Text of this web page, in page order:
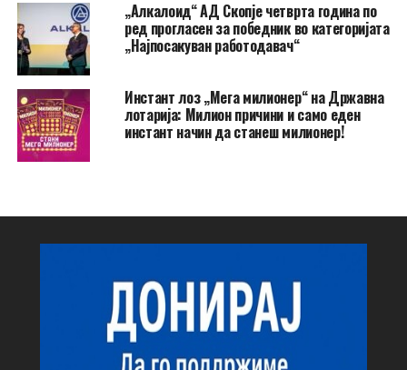
„Алкалоид“ АД Скопје четврта година по
ред прогласен за победник во категоријата
„Најпосакуван работодавач“
Инстант лоз „Мега милионер“ на Државна
лотарија: Милион причини и само еден
инстант начин да станеш милионер!